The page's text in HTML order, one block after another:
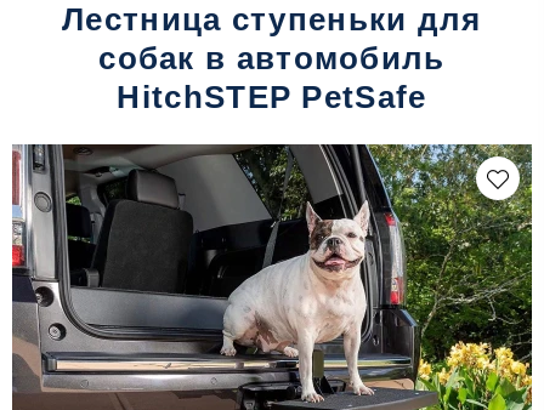
Лестница ступеньки для
собак в автомобиль
HitchSTEP PetSafe